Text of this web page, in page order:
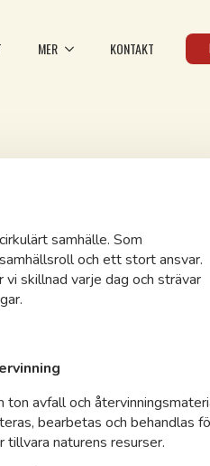
MER KONTAKT
samhälle. Som
och ett stort ansvar.
vi skillnad varje dag och strävar
avfall och
bearbetas och behandlas
naturens resurser.